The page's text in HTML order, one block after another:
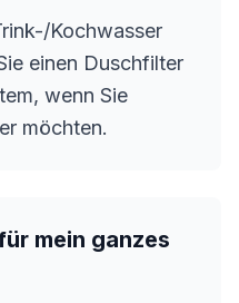
Kochwasser
einen Duschfilter
wenn Sie
möchten.
mein ganzes